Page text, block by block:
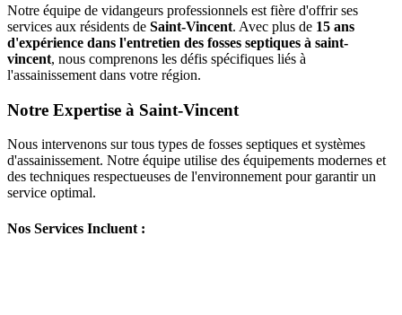
Notre équipe de vidangeurs professionnels est fière d'offrir ses
services aux résidents de Saint-Vincent. Avec plus de 15 ans
d'expérience dans l'entretien des fosses septiques à saint-
vincent, nous comprenons les défis spécifiques liés à
l'assainissement dans votre région.
Notre Expertise à Saint-Vincent
Nous intervenons sur tous types de fosses septiques et systèmes
d'assainissement. Notre équipe utilise des équipements modernes et
des techniques respectueuses de l'environnement pour garantir un
service optimal.
Nos Services Incluent :